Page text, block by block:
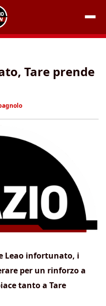
Tare prende
Leao infortunato, i
per un rinforzo a
tanto a Tare